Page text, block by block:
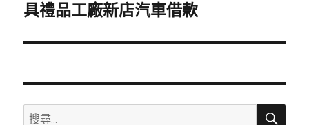
一
文
具禮品工廠新店汽車借款
搜
搜